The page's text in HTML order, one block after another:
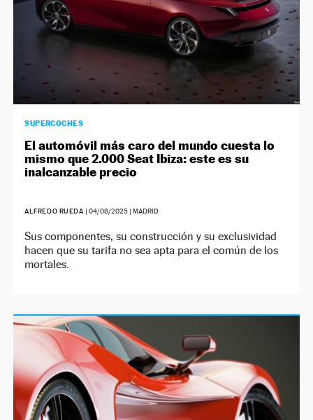
SUPERCOCHES
El automóvil más caro del mundo cuesta lo
mismo que 2.000 Seat Ibiza: este es su
inalcanzable precio
ALFREDO RUEDA | 04/08/2025| MADRID
Sus componentes, su construcción y su exclusividad
hacen que su tarifa no sea apta para el común de los
mortales.